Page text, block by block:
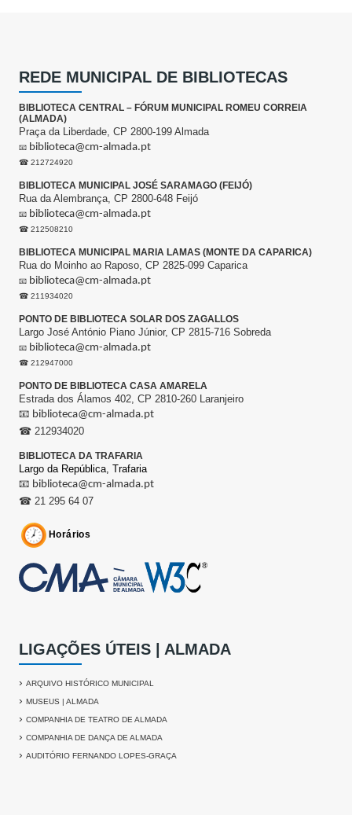
REDE MUNICIPAL DE BIBLIOTECAS
BIBLIOTECA CENTRAL – FÓRUM MUNICIPAL ROMEU CORREIA
(ALMADA)
Praça da Liberdade, CP 2800-199 Almada
📧 biblioteca@cm-almada.pt
☎ 212724920
BIBLIOTECA MUNICIPAL JOSÉ SARAMAGO (FEIJÓ)
Rua da Alembrança, CP 2800-648 Feijó
📧 biblioteca@cm-almada.pt
☎ 212508210
BIBLIOTECA MUNICIPAL MARIA LAMAS (MONTE DA CAPARICA)
Rua do Moinho ao Raposo, CP 2825-099 Caparica
📧 biblioteca@cm-almada.pt
☎ 211934020
PONTO DE BIBLIOTECA SOLAR DOS ZAGALLOS
Largo José António Piano Júnior, CP 2815-716 Sobreda
📧 biblioteca@cm-almada.pt
☎ 212947000
PONTO DE BIBLIOTECA CASA AMARELA
Estrada dos Álamos 402, CP 2810-260 Laranjeiro
📧 biblioteca@cm-almada.pt
☎ 212934020
BIBLIOTECA DA TRAFARIA
Largo da República, Trafaria
📧 biblioteca@cm-almada.pt
☎ 21 295 64 07
Horários
LIGAÇÕES ÚTEIS | ALMADA
› ARQUIVO HISTÓRICO MUNICIPAL
› MUSEUS | ALMADA
› COMPANHIA DE TEATRO DE ALMADA
› COMPANHIA DE DANÇA DE ALMADA
› AUDITÓRIO FERNANDO LOPES-GRAÇA